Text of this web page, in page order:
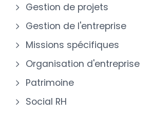
Gestion de projets
Gestion de l'entreprise
Missions spécifiques
Organisation d'entreprise
Patrimoine
Social RH